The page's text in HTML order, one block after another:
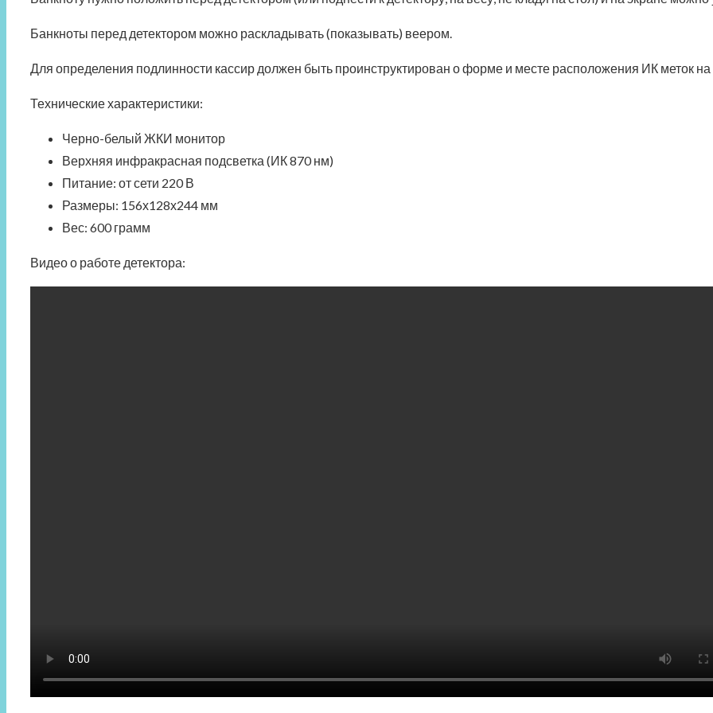
1350
IR
Банкноты перед детектором можно раскладывать (показывать) веером.
Для определения подлинности кассир должен быть проинструктирован о форме и месте расположения ИК меток на
Технические характеристики:
Черно-белый ЖКИ монитор
Верхняя инфракрасная подсветка (ИК 870 нм)
Питание: от сети 220 В
Размеры: 156х128х244 мм
Вес: 600 грамм
Видео о работе детектора: